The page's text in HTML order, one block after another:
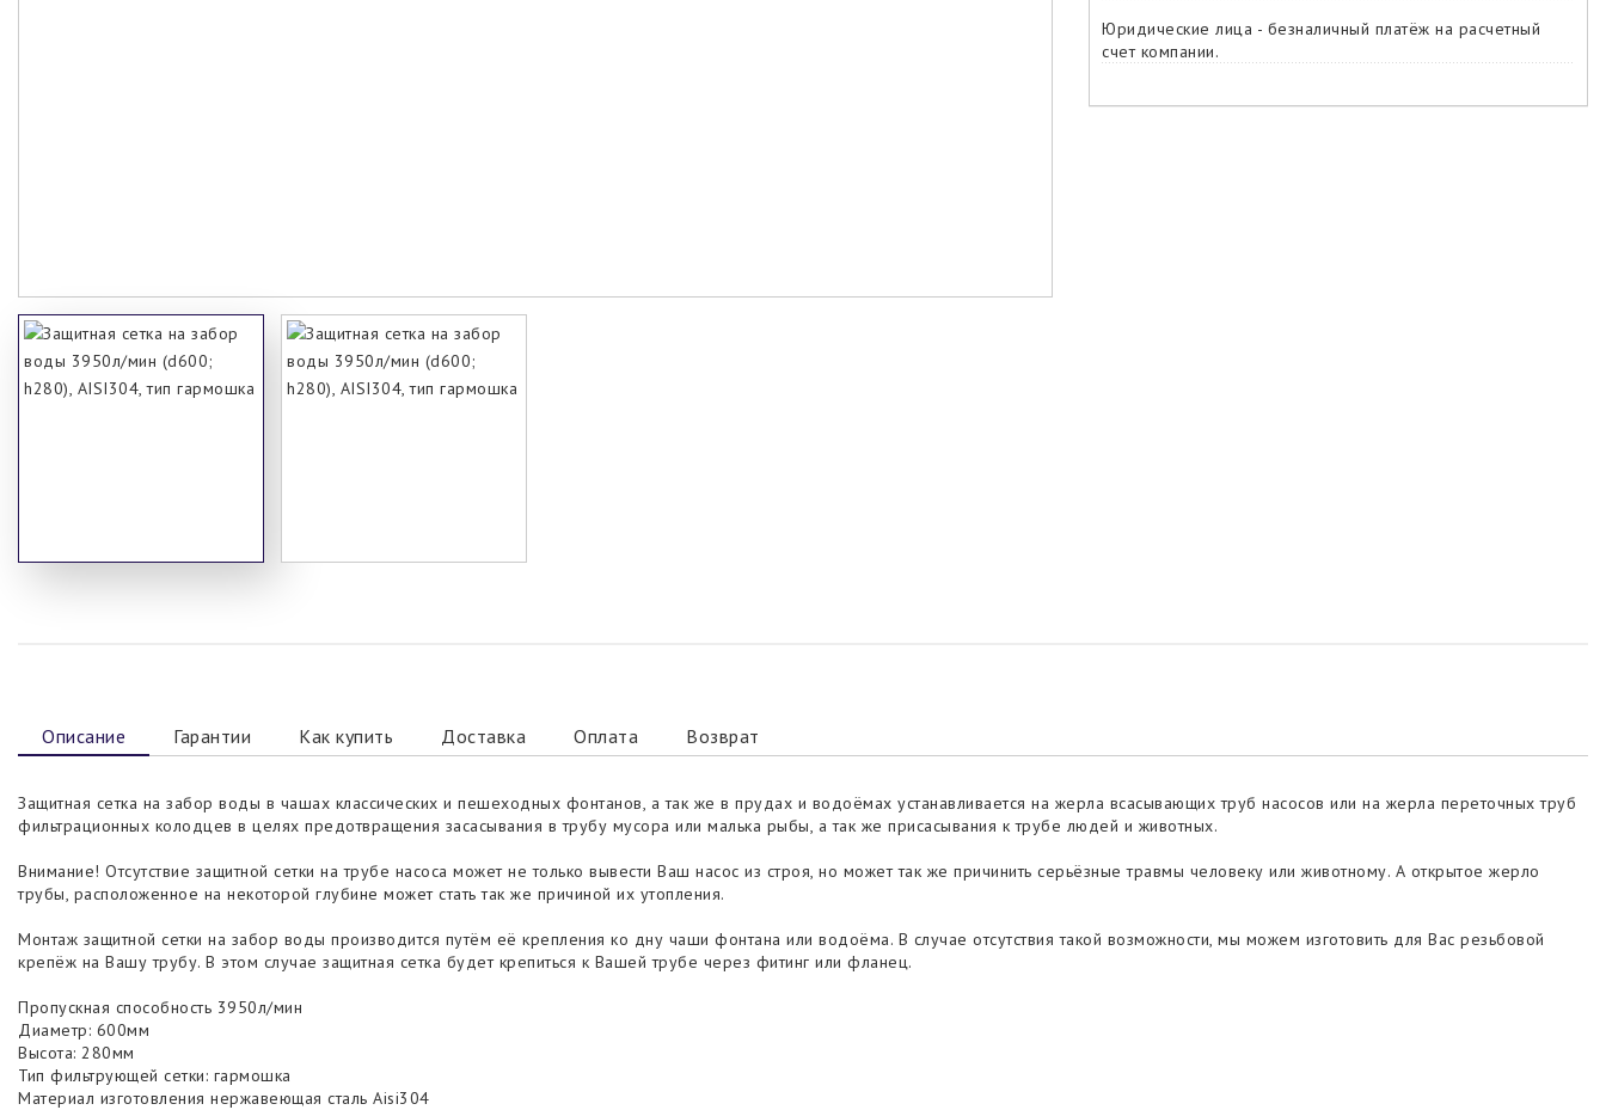
Юридические лица - безналичный платёж на расчетный
счет компании.
Описание Гарантии Как купить Доставка Оплата Возврат
Защитная сетка на забор воды в чашах классических и пешеходных фонтанов, а так же в прудах и водоёмах устанавливается на жерла всасывающих труб насосов или на жерла переточных труб
фильтрационных колодцев в целях предотвращения засасывания в трубу мусора или малька рыбы, а так же присасывания к трубе людей и животных.
Внимание! Отсутствие защитной сетки на трубе насоса может не только вывести Ваш насос из строя, но может так же причинить серьёзные травмы человеку или животному. А открытое жерло
трубы, расположенное на некоторой глубине может стать так же причиной их утопления.
Монтаж защитной сетки на забор воды производится путём её крепления ко дну чаши фонтана или водоёма. В случае отсутствия такой возможности, мы можем изготовить для Вас резьбовой
крепёж на Вашу трубу. В этом случае защитная сетка будет крепиться к Вашей трубе через фитинг или фланец.
Пропускная способность 3950л/мин
Диаметр: 600мм
Высота: 280мм
Тип фильтрующей сетки: гармошка
Материал изготовления нержавеющая сталь Aisi304